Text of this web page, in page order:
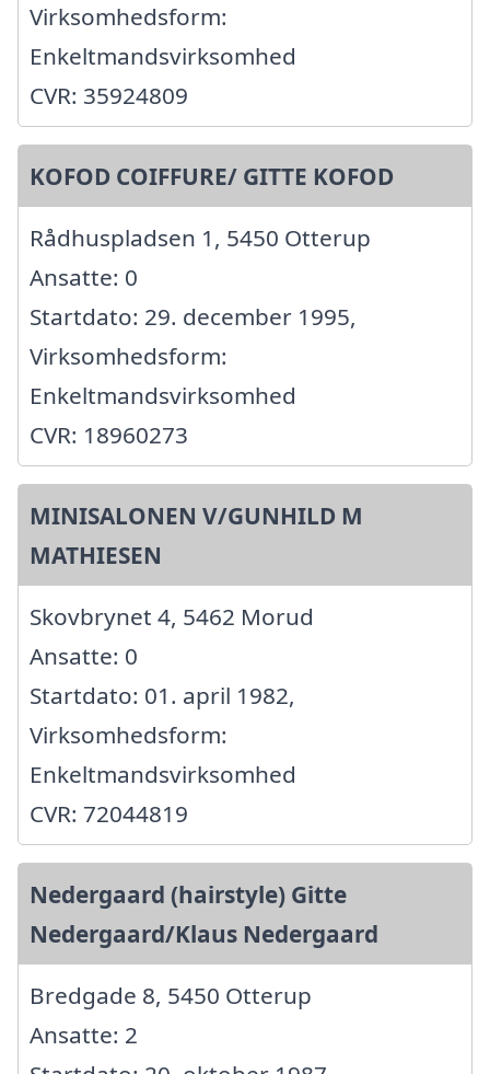
Virksomhedsform:
Enkeltmandsvirksomhed
CVR: 35924809
KOFOD COIFFURE/ GITTE KOFOD
Rådhuspladsen 1, 5450 Otterup
Ansatte: 0
Startdato: 29. december 1995,
Virksomhedsform:
Enkeltmandsvirksomhed
CVR: 18960273
MINISALONEN V/GUNHILD M
MATHIESEN
Skovbrynet 4, 5462 Morud
Ansatte: 0
Startdato: 01. april 1982,
Virksomhedsform:
Enkeltmandsvirksomhed
CVR: 72044819
Nedergaard (hairstyle) Gitte
Nedergaard/Klaus Nedergaard
Bredgade 8, 5450 Otterup
Ansatte: 2